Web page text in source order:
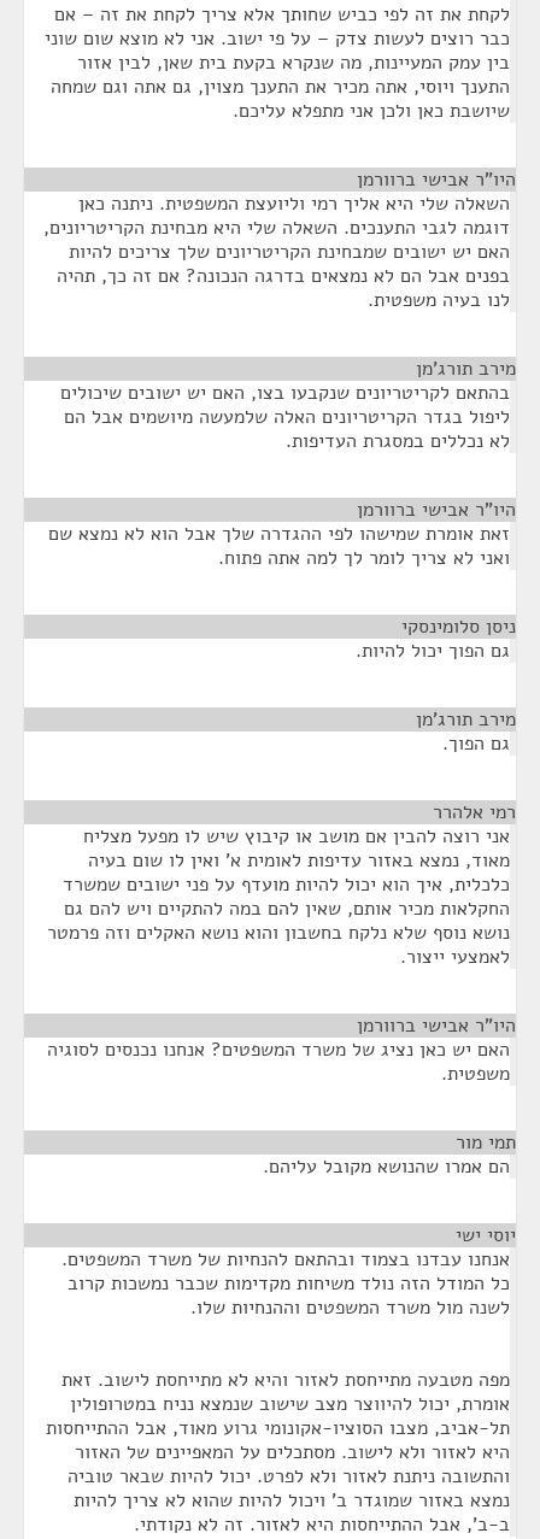
לקחת את זה לפי כביש שחותך אלא צריך לקחת את זה – אם
כבר רוצים לעשות צדק – על פי ישוב. אני לא מוצא שום שוני
בין עמק המעיינות, מה שנקרא בקעת בית שאן, לבין אזור
התענך ויוסי, אתה מכיר את התענך מצוין, גם אתה וגם שמחה
שיושבת כאן ולכן אני מתפלא עליכם.
היו"ר אבישי ברוורמן
השאלה שלי היא אליך רמי וליועצת המשפטית. ניתנה כאן
דוגמה לגבי התענכים. השאלה שלי היא מבחינת הקריטריונים,
האם יש ישובים שמבחינת הקריטריונים שלך צריכים להיות
בפנים אבל הם לא נמצאים בדרגה הנכונה? אם זה כך, תהיה
לנו בעיה משפטית.
מירב תורג'מן
בהתאם לקריטריונים שנקבעו בצו, האם יש ישובים שיכולים
ליפול בגדר הקריטריונים האלה שלמעשה מיושמים אבל הם
לא נכללים במסגרת העדיפות.
היו"ר אבישי ברוורמן
זאת אומרת שמישהו לפי ההגדרה שלך אבל הוא לא נמצא שם
ואני לא צריך לומר לך למה אתה פתוח.
ניסן סלומינסקי
גם הפוך יכול להיות.
מירב תורג'מן
גם הפוך.
רמי אלהרר
אני רוצה להבין אם מושב או קיבוץ שיש לו מפעל מצליח
מאוד, נמצא באזור עדיפות לאומית א' ואין לו שום בעיה
כלכלית, איך הוא יכול להיות מועדף על פני ישובים שמשרד
החקלאות מכיר אותם, שאין להם במה להתקיים ויש להם גם
נושא נוסף שלא נלקח בחשבון והוא נושא האקלים וזה פרמטר
לאמצעי ייצור.
היו"ר אבישי ברוורמן
האם יש כאן נציג של משרד המשפטים? אנחנו נכנסים לסוגיה
משפטית.
תמי מור
הם אמרו שהנושא מקובל עליהם.
יוסי ישי
אנחנו עבדנו בצמוד ובהתאם להנחיות של משרד המשפטים.
כל המודל הזה נולד משיחות מקדימות שכבר נמשכות קרוב
לשנה מול משרד המשפטים וההנחיות שלו.
מפה מטבעה מתייחסת לאזור והיא לא מתייחסת לישוב. זאת
אומרת, יכול להיווצר מצב שישוב שנמצא נניח במטרופולין
תל-אביב, מצבו הסוציו-אקונומי גרוע מאוד, אבל ההתייחסות
היא לאזור ולא לישוב. מסתכלים על המאפיינים של האזור
והתשובה ניתנת לאזור ולא לפרט. יכול להיות שבאר טוביה
נמצא באזור שמוגדר ב' ויכול להיות שהוא לא צריך להיות
ב-ב', אבל ההתייחסות היא לאזור. זה לא נקודתי.